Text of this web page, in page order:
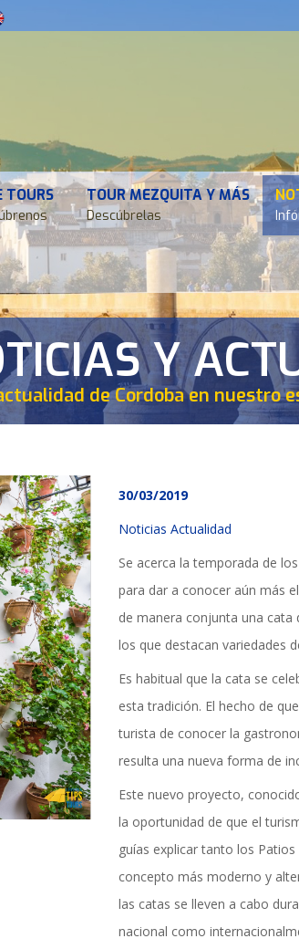
TOURS TOUR MEZQUITA Y MÁS
Descúbrelas
Y
de Cordoba en nuestro
Y
de Cordoba en nuestro
30/03/2019
Noticias Actualidad
Se acerca la temporada de
para dar a conocer aún más
de manera conjunta una
los que destacan variedades
Es habitual que la cata se
esta tradición. El hecho de
turista de conocer la
resulta una nueva forma de
Este nuevo proyecto,
la oportunidad de que el
guías explicar tanto los
concepto más moderno y
las catas se lleven a cabo
nacional como